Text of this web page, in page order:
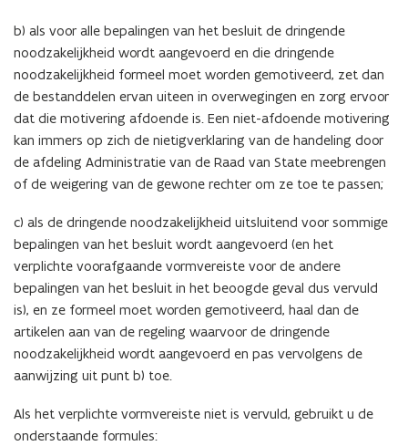
b) als voor alle bepalingen van het besluit de dringende
noodzakelijkheid wordt aangevoerd en die dringende
noodzakelijkheid formeel moet worden gemotiveerd, zet dan
de bestanddelen ervan uiteen in overwegingen en zorg ervoor
dat die motivering afdoende is. Een niet-afdoende motivering
kan immers op zich de nietigverklaring van de handeling door
de afdeling Administratie van de Raad van State meebrengen
of de weigering van de gewone rechter om ze toe te passen;
c) als de dringende noodzakelijkheid uitsluitend voor sommige
bepalingen van het besluit wordt aangevoerd (en het
verplichte voorafgaande vormvereiste voor de andere
bepalingen van het besluit in het beoogde geval dus vervuld
is), en ze formeel moet worden gemotiveerd, haal dan de
artikelen aan van de regeling waarvoor de dringende
noodzakelijkheid wordt aangevoerd en pas vervolgens de
aanwijzing uit punt b) toe.
Als het verplichte vormvereiste niet is vervuld, gebruikt u de
onderstaande formules: